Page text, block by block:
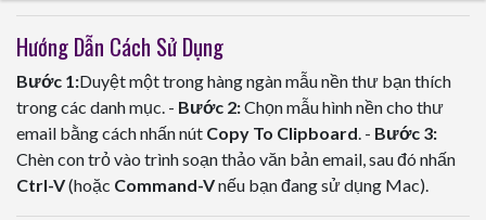
Hướng Dẫn Cách Sử Dụng
Bước 1:Duyệt một trong hàng ngàn mẫu nền thư bạn thích
trong các danh mục. - Bước 2:Chọn mẫu hình nền cho thư
email bằng cách nhấn nút Copy To Clipboard. - Bước 3:
Chèn con trỏ vào trình soạn thảo văn bản email, sau đó nhấn
Ctrl-V(hoặc Command-Vnếu bạn đang sử dụng Mac).